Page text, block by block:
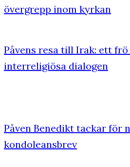
övergrepp inom kyrkan
Påvens resa till Irak: ett frö
interreligiösa dialogen
Påven Benedikt tackar för
kondoleansbrev